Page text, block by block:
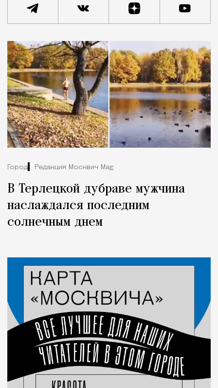
Город Редакция Москвич Mag
В Терлецкой дубраве мужчина
наслаждался последним
солнечным днем